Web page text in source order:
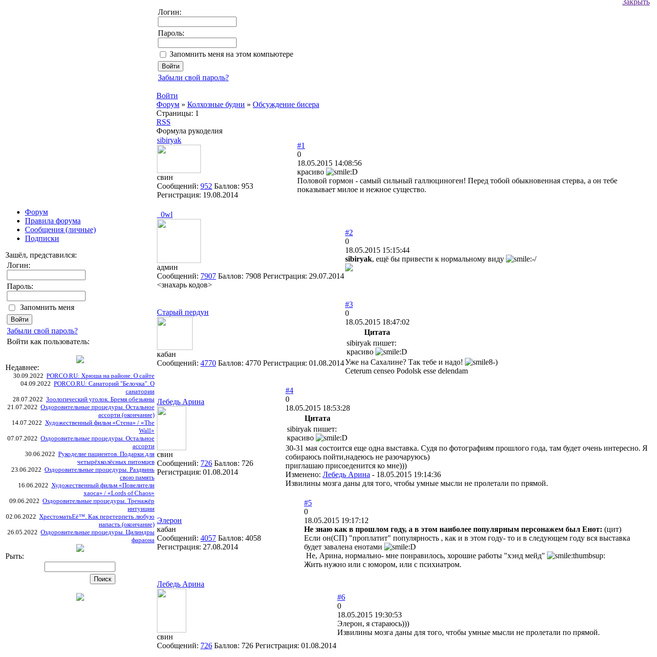
Форум
Правила форума
Сообщения (личные)
Подписки
Зашёл, представился:
Логин:
Пароль:
Запомнить меня
Забыли свой пароль?
Войти как пользователь:
Недавнее:
30.09.2022 PORCO.RU: Хрюша на районе. О сайте
04.09.2022 PORCO.RU: Санаторий "Белочка". О
санатории
28.07.2022 Зоологический уголок. Бремя обезьяны
21.07.2022 Оздоровительные процедуры. Остальное
ассорти (окончание)
14.07.2022 Художественный фильм «Стена» / «The
Wall»
07.07.2022 Оздоровительные процедуры. Остальное
ассорти
30.06.2022 Рукоделие пациентов. Подарки для
четырёхколёсных питомцев
23.06.2022 Оздоровительные процедуры. Раздвинь
свою память
16.06.2022 Художественный фильм «Повелители
хаоса» / «Lords of Chaos»
09.06.2022 Оздоровительные процедуры. Тренажёр
интуиции
02.06.2022 ХрестоматьЕё™. Как перетерпеть любую
напасть (окончание)
26.05.2022 Оздоровительные процедуры. Цилиндры
фараона
Рыть:
Закрыть
Логин:
Пароль:
Запомнить меня на этом компьютере
Забыли свой пароль?
Войти
Форум » Колхозные будни » Обсуждение бисера
Страницы: 1
RSS
Формула рукоделия
sibiryak
свин
Сообщений: 952 Баллов: 953
Регистрация: 19.08.2014
#1
0
18.05.2015 14:08:56
красиво
Половой гормон - самый сильный галлюциноген! Перед тобой обыкновенная стерва, а он тебе
показывает милое и нежное существо.
_0wl
админ
Сообщений: 7907 Баллов: 7908 Регистрация: 29.07.2014
<знахарь кодов>
#2
0
18.05.2015 15:15:44
sibiryak, ещё бы привести к нормальному виду
Старый пердун
кабан
Сообщений: 4770 Баллов: 4770 Регистрация: 01.08.2014
#3
0
18.05.2015 18:47:02
Цитата
sibiryak пишет:
красиво
Уже на Сахалине? Так тебе и надо!
Ceterum censeo Podolsk esse delendam
Лебедь Арина
свин
Сообщений: 726 Баллов: 726
Регистрация: 01.08.2014
#4
0
18.05.2015 18:53:28
Цитата
sibiryak пишет:
красиво
30-31 мая состоится еще одна выставка. Судя по фотографиям прошлого года, там будет очень интересно. Я
собираюсь пойти,надеюсь не разочаруюсь)
приглашаю присоеденится ко мне)))
Изменено: Лебедь Арина - 18.05.2015 19:14:36
Извилины мозга даны для того, чтобы умные мысли не пролетали по прямой.
Элерон
кабан
Сообщений: 4057 Баллов: 4058
Регистрация: 27.08.2014
#5
0
18.05.2015 19:17:12
Не знаю как в прошлом году, а в этом наиболее популярным персонажем был Енот: (цит)
Если он(СП) "проплатит" популярность , как и в этом году- то и в следующем году вся выставка
будет завалена енотами
Не, Арина, нормально- мне понравилось, хорошие работы "хэнд мейд"
Жить нужно или с юмором, или с психиатром.
Лебедь Арина
свин
Сообщений: 726 Баллов: 726 Регистрация: 01.08.2014
#6
0
18.05.2015 19:30:53
Элерон, я стараюсь)))
Извилины мозга даны для того, чтобы умные мысли не пролетали по прямой.